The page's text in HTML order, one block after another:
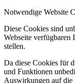
Notwendige Website
Diese Cookies sind
Webseite verfügbaren
stellen.
Da diese Cookies für
und Funktionen
Auswirkungen auf die